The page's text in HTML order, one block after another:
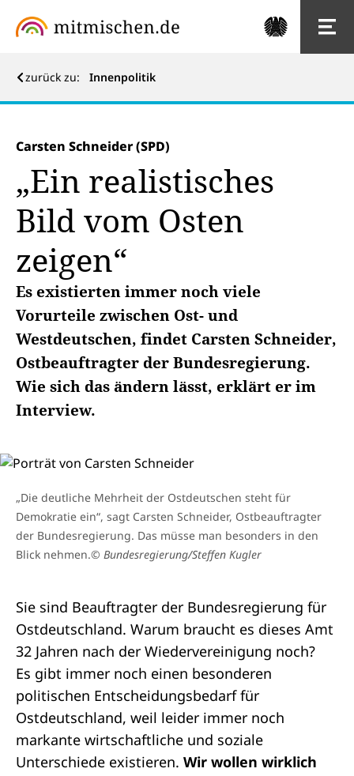
zurück zu: Innenpolitik
Carsten Schneider (SPD)
„Ein realistisches
Bild vom Osten
zeigen“
Es existierten immer noch viele
Vorurteile zwischen Ost- und
Westdeutschen, findet Carsten Schneider,
Ostbeauftragter der Bundesregierung.
Wie sich das ändern lässt, erklärt er im
Interview.
„Die deutliche Mehrheit der Ostdeutschen steht für
Demokratie ein“, sagt Carsten Schneider, Ostbeauftragter
der Bundesregierung. Das müsse man besonders in den
Blick nehmen.© Bundesregierung/Steffen Kugler
Sie sind Beauftragter der Bundesregierung für
Ostdeutschland. Warum braucht es dieses Amt
32 Jahren nach der Wiedervereinigung noch?
Es gibt immer noch einen besonderen
politischen Entscheidungsbedarf für
Ostdeutschland, weil leider immer noch
markante wirtschaftliche und soziale
Unterschiede existieren. Wir wollen wirklich